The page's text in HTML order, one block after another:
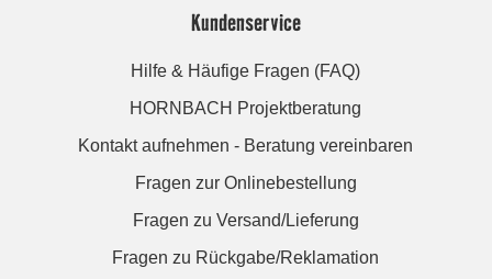
Kundenservice
Hilfe & Häufige Fragen (FAQ)
HORNBACH Projektberatung
Kontakt aufnehmen - Beratung vereinbaren
Fragen zur Onlinebestellung
Fragen zu Versand/Lieferung
Fragen zu Rückgabe/Reklamation